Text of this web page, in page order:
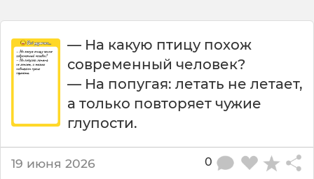
— На какую птицу похож
современный человек?
— На попугая: летать не летает,
а только повторяет чужие
глупости.
19 июня 2026 0